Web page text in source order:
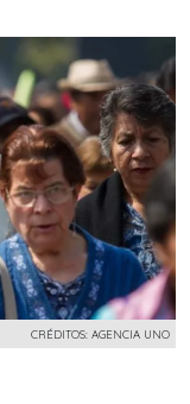
CRÉDITOS: AGENCIA UNO